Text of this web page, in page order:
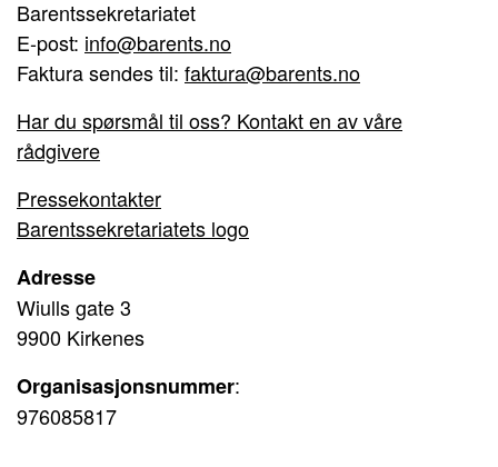
Barentssekretariatet
E-post: info@barents.no
Faktura sendes til: faktura@barents.no
Har du spørsmål til oss? Kontakt en av våre
rådgivere
Pressekontakter
Barentssekretariatets logo
Adresse
Wiulls gate 3
9900 Kirkenes
Organisasjonsnummer:
976085817